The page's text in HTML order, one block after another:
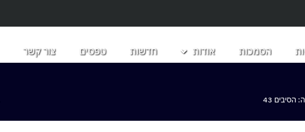
הסמכות אודות חדשות טפסים צור קשר
43